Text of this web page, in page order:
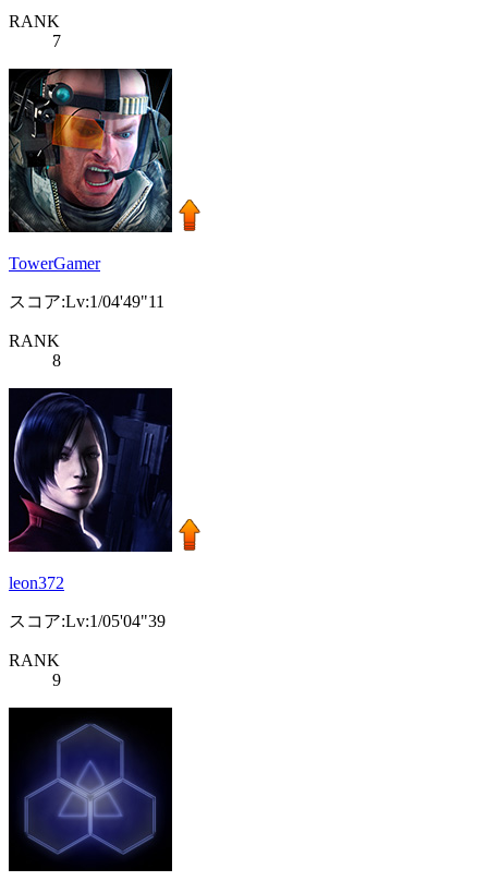
RANK
7
TowerGamer
スコア:Lv:1/04'49"11
RANK
8
leon372
スコア:Lv:1/05'04"39
RANK
9